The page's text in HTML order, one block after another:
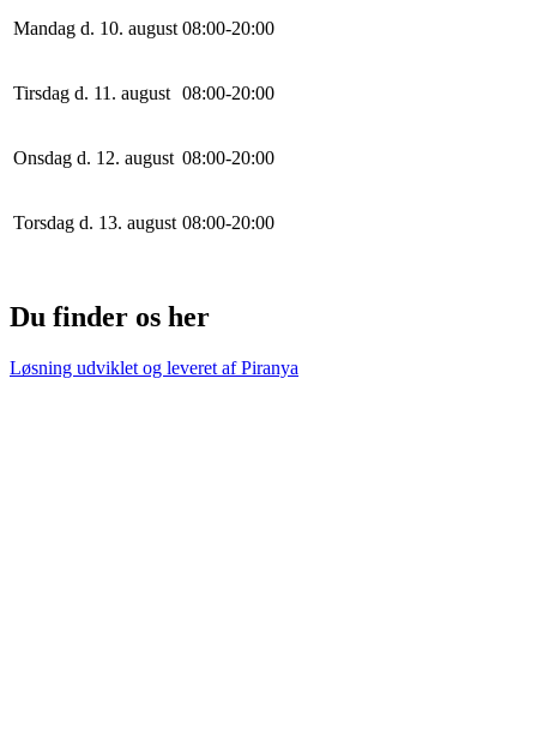
Mandag d. 10. august 08:00-20:00
Tirsdag d. 11. august 08:00-20:00
Onsdag d. 12. august 08:00-20:00
Torsdag d. 13. august 08:00-20:00
Du finder os her
Løsning udviklet og leveret afPiranya